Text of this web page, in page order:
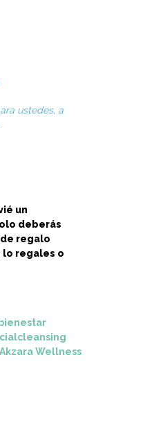
ustedes, a
un
deberás
regalo
lo regales o
Akzara Wellness